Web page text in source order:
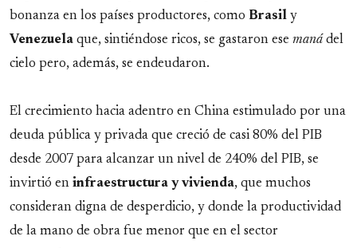
bonanza en los países productores, como Brasil y
Venezuela que, sintiéndose ricos, se gastaron ese maná del
cielo pero, además, se endeudaron.
El crecimiento hacia adentro en China estimulado por una
deuda pública y privada que creció de casi 80% del PIB
desde 2007 para alcanzar un nivel de 240% del PIB, se
invirtió en infraestructura y vivienda, que muchos
consideran digna de desperdicio, y donde la productividad
de la mano de obra fue menor que en el sector